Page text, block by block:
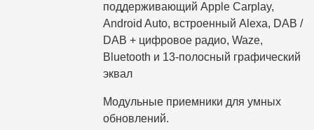
поддерживающий Apple Carplay,
Android Auto, встроенный Alexa, DAB /
DAB + цифровое радио, Waze,
Bluetooth и 13-полосный графический
эквал
Модульные приемники для умных
обновлений.